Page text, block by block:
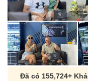
Đã có 155,724+